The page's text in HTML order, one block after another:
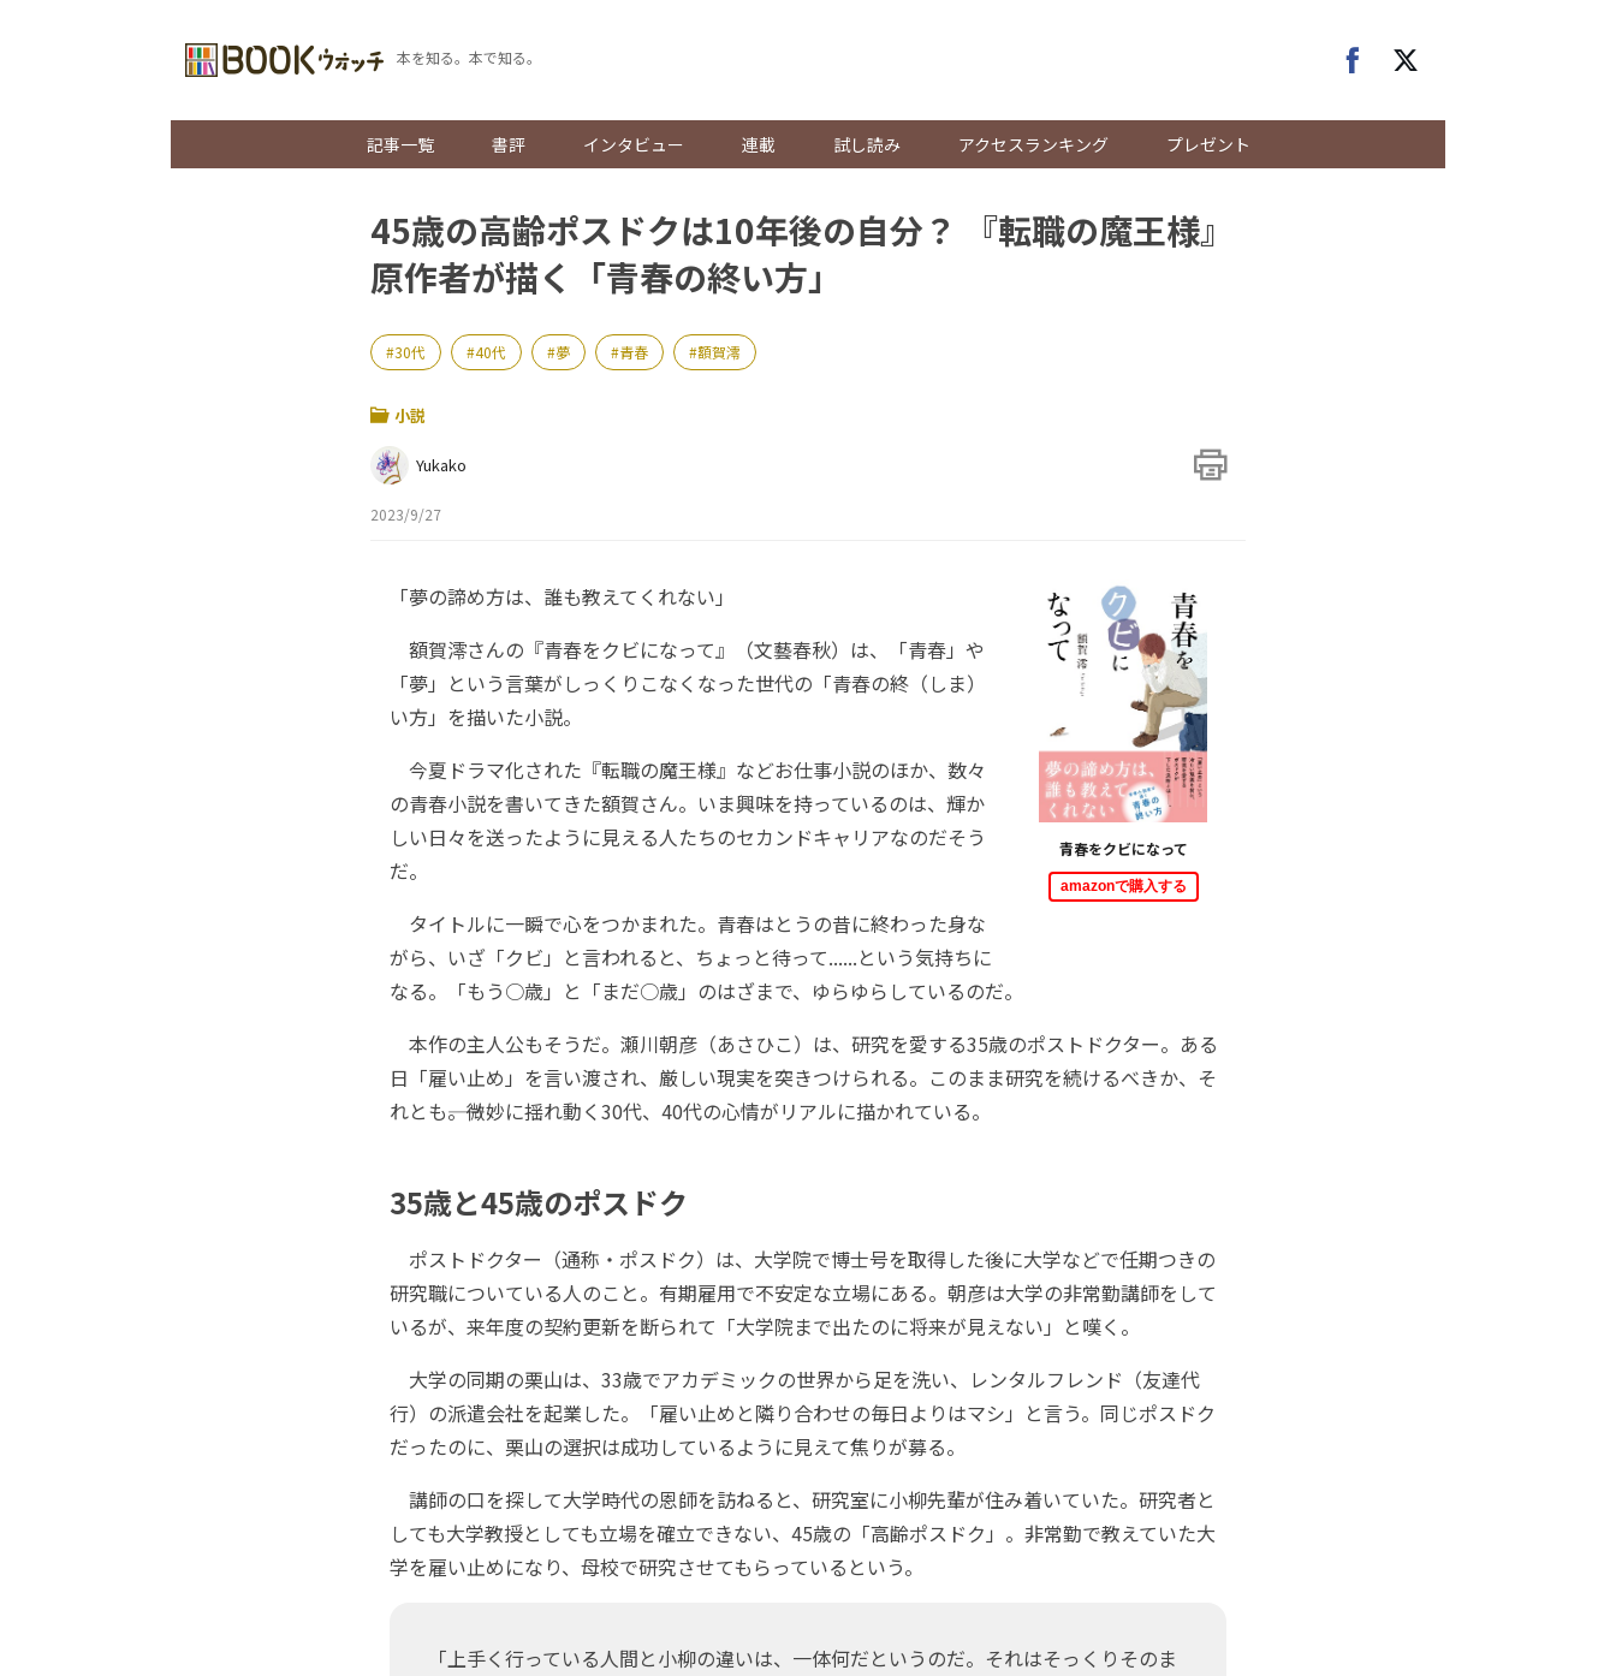
本を知る。本で知る。
記事一覧 書評 インタビュー 連載 試し読み アクセスランキング プレゼント
45歳の高齢ポスドクは10年後の自分？ 『転職の魔王様』
原作者が描く「青春の終い方」
30代 40代 夢 青春 額賀澪
小説
Yukako
2023/9/27
青春をクビになって
amazonで購入する
「夢の諦め方は、誰も教えてくれない」
額賀澪さんの『青春をクビになって』（文藝春秋）は、「青春」や
「夢」という言葉がしっくりこなくなった世代の「青春の終（しま）
い方」を描いた小説。
今夏ドラマ化された『転職の魔王様』などお仕事小説のほか、数々
の青春小説を書いてきた額賀さん。いま興味を持っているのは、輝か
しい日々を送ったように見える人たちのセカンドキャリアなのだそう
だ。
タイトルに一瞬で心をつかまれた。青春はとうの昔に終わった身な
がら、いざ「クビ」と言われると、ちょっと待って......という気持ちに
なる。「もう○歳」と「まだ○歳」のはざまで、ゆらゆらしているのだ。
本作の主人公もそうだ。瀬川朝彦（あさひこ）は、研究を愛する35歳のポストドクター。ある
日「雇い止め」を言い渡され、厳しい現実を突きつけられる。このまま研究を続けるべきか、そ
れとも――。微妙に揺れ動く30代、40代の心情がリアルに描かれている。
35歳と45歳のポスドク
ポストドクター（通称・ポスドク）は、大学院で博士号を取得した後に大学などで任期つきの
研究職についている人のこと。有期雇用で不安定な立場にある。朝彦は大学の非常勤講師をして
いるが、来年度の契約更新を断られて「大学院まで出たのに将来が見えない」と嘆く。
大学の同期の栗山は、33歳でアカデミックの世界から足を洗い、レンタルフレンド（友達代
行）の派遣会社を起業した。「雇い止めと隣り合わせの毎日よりはマシ」と言う。同じポスドク
だったのに、栗山の選択は成功しているように見えて焦りが募る。
講師の口を探して大学時代の恩師を訪ねると、研究室に小柳先輩が住み着いていた。研究者と
しても大学教授としても立場を確立できない、45歳の「高齢ポスドク」。非常勤で教えていた大
学を雇い止めになり、母校で研究させてもらっているという。
「上手く行っている人間と小柳の違いは、一体何だというのだ。それはそっくりそのま